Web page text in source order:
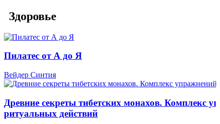
Здоровье
Пилатес от А до Я
Вейдер Синтия
Древние секреты тибетских монахов. Комплекс
ритуальных действий